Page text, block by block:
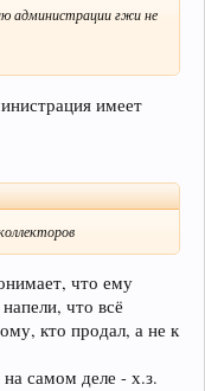
администрации гжи не
имеет
что ему
что всё
кто продал, а не к
самом деле - х.з.